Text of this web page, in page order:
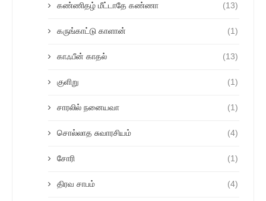
கண்ணிதழ் மீட்டாதே கண்ணா (13)
கருங்காட்டு காளான் (1)
காஃபீன் காதல் (13)
குளிறு (1)
சாரலில் நனையவா (1)
சொல்லாத சுவாரசியம் (4)
சோரி (1)
திரவ சாபம் (4)